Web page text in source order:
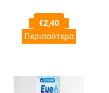
€2,40
Περισσότερα